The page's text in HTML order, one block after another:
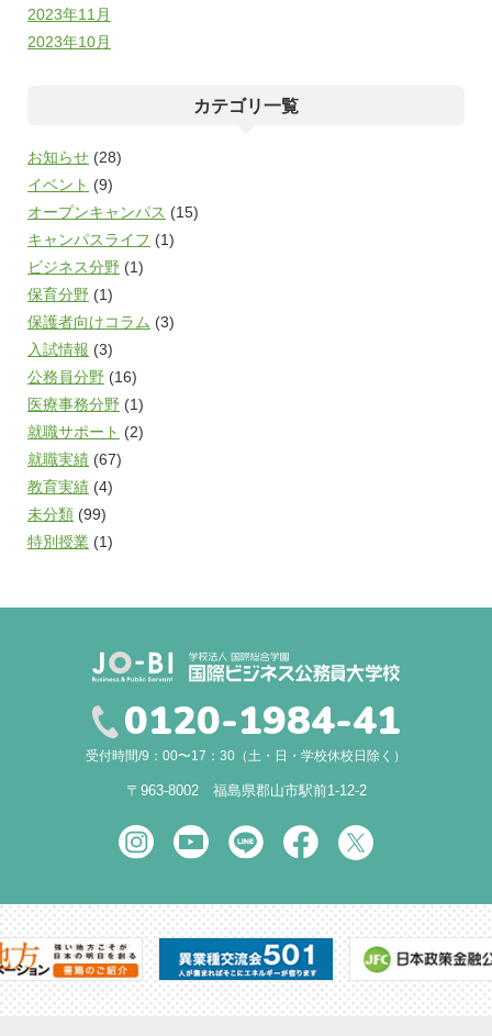
2023年11月
2023年10月
カテゴリ一覧
お知らせ (28)
イベント (9)
オープンキャンパス (15)
キャンパスライフ (1)
ビジネス分野 (1)
保育分野 (1)
保護者向けコラム (3)
入試情報 (3)
公務員分野 (16)
医療事務分野 (1)
就職サポート (2)
就職実績 (67)
教育実績 (4)
未分類 (99)
特別授業 (1)
0120-1984-41
受付時間/9：00〜17：30（土・日・学校休校日除く）
〒963-8002 福島県郡山市駅前1-12-2